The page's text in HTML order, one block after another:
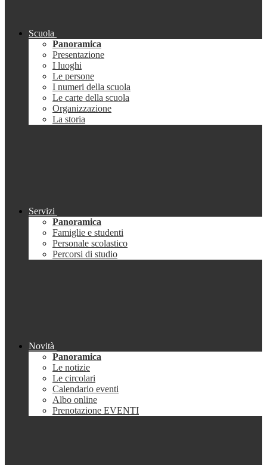
Scuola
Panoramica
Presentazione
I luoghi
Le persone
I numeri della scuola
Le carte della scuola
Organizzazione
La storia
Servizi
Panoramica
Famiglie e studenti
Personale scolastico
Percorsi di studio
Novità
Panoramica
Le notizie
Le circolari
Calendario eventi
Albo online
Prenotazione EVENTI